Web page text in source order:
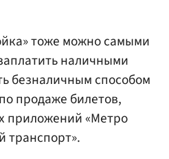
тоже можно самыми
наличными
безналичным способом
продаже билетов,
приложений «Метро
транспорт».‎